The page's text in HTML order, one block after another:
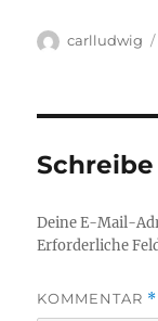
Autor
carlludwig
Deine E-Mail-
Erforderliche
KOMMENTAR *